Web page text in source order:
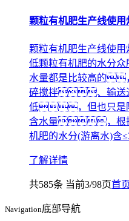
颗粒有机肥生产线使
颗粒有机肥生产线使
低颗粒有机肥的水分
水量都是比较高的
碎搅拌、输送
低，但也只是
含水量，根
机肥的水分(游离水)
了解详情
共585条 当前3/98页首
Navigation底部导航